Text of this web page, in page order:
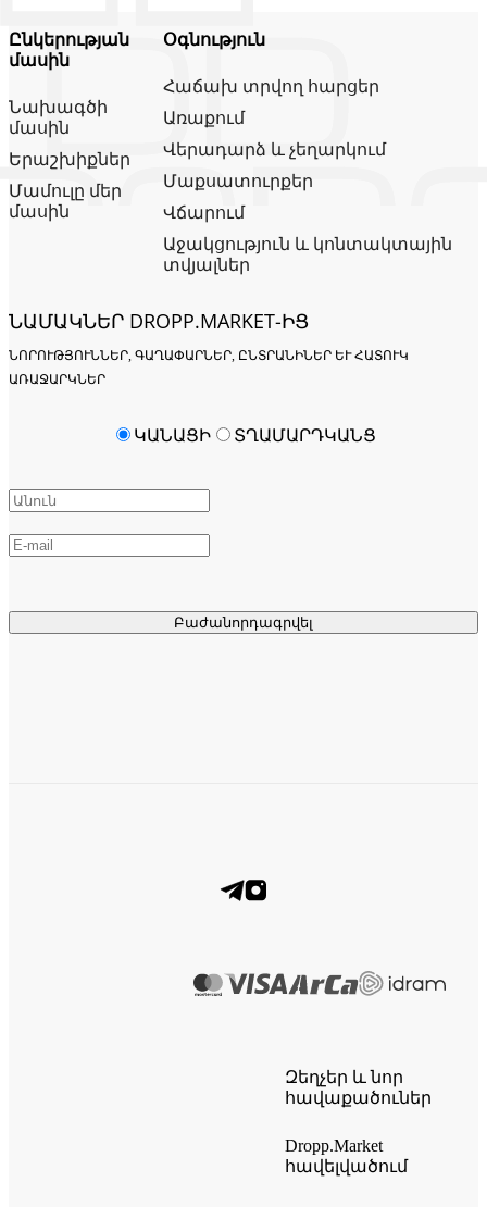
Ընկերության
մասին
Նախագծի
մասին
Երաշխիքներ
Մամուլը մեր
մասին
Օգնություն
Հաճախ տրվող հարցեր
Առաքում
Վերադարձ և չեղարկում
Մաքսատուրքեր
Վճարում
Աջակցություն և կոնտակտային
տվյալներ
ՆԱՄԱԿՆԵՐ DROPP.MARKET-ԻՑ
ՆՈՐՈՒԹՅՈՒՆՆԵՐ, ԳԱՂԱՓԱՐՆԵՐ, ԸՆՏՐԱՆԻՆԵՐ ԵՒ ՀԱՏՈՒԿ Ա
ՌԱՋԱՐԿՆԵՐ
Բաժանորդագրվել
ԿԱՆԱՑԻ ՏՂԱՄԱՐԴԿԱՆՑ
Զեղչեր և նոր
հավաքածուներ
Dropp.Market
հավելվածում